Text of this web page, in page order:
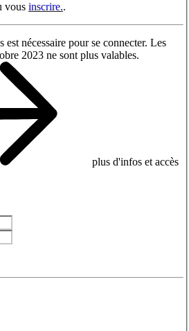
vous inscrire..
nécessaire pour se connecter. Les
2023 ne sont plus valables.
plus d'infos et accès